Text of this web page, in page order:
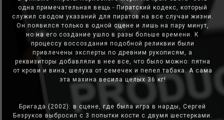
одна примечательная вещь - Пиратский кодекс, который
служил сводом указаний для пиратов на все случаи жизни.
Он появился только в одной сцене и лишь на пару минут,
но на его создание ушло в разы больше времени. К
процессу воссоздания подобной реликвии были
привлечены эксперты по древним рукописям, а
реквизиторы добавляли в нее все, что было можно: пятна
от крови и вина, шелуха от семечек и пепел табака. А сама
эта махина весила целых 36 кг!
Бригада (2002): в сцене, где была игра в нарды, Сергей
Безруков выбросил с 3 попытки кости с двумя шестерками.